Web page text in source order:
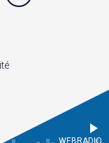
WEBRADIO